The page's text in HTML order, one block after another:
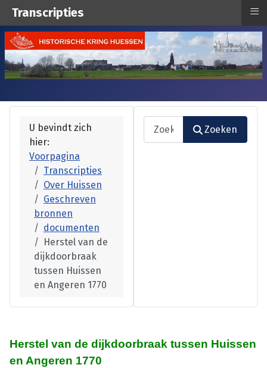
U bevindt zich
hier:
Voorpagina
Transcripties
Over Huissen
Geschreven
bronnen
documenten
Herstel van de
dijkdoorbraak
tussen Huissen
en Angeren 1770
Zoeken
Zoeken
Herstel van de dijkdoorbraak tussen Huissen
en Angeren 1770
Transcripties ≡